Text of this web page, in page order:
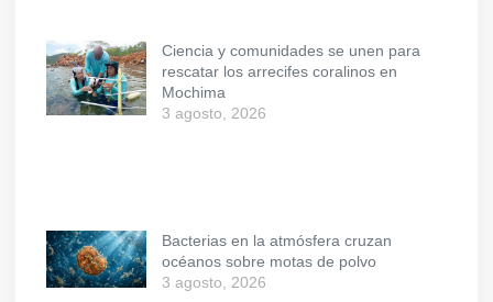
Ciencia y comunidades se unen para
rescatar los arrecifes coralinos en
Mochima
3 agosto, 2026
Bacterias en la atmósfera cruzan
océanos sobre motas de polvo
3 agosto, 2026